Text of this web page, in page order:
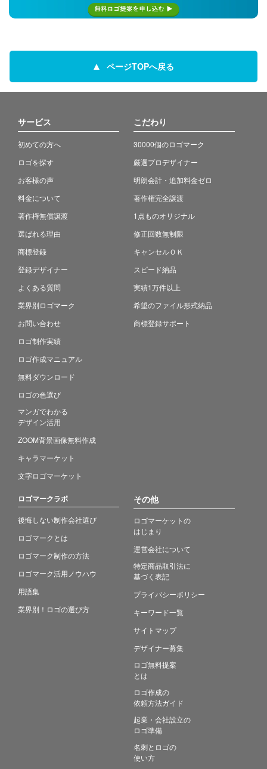
ページTOPへ戻る
サービス
初めての方へ
ロゴを探す
お客様の声
料金について
著作権無償譲渡
選ばれる理由
商標登録
登録デザイナー
よくある質問
業界別ロゴマーク
お問い合わせ
ロゴ制作実績
ロゴ作成マニュアル
無料ダウンロード
ロゴの色選び
マンガでわかる
デザイン活用
ZOOM背景画像無料作成
キャラマーケット
文字ロゴマーケット
こだわり
30000個のロゴマーク
厳選プロデザイナー
明朗会計・追加料金ゼロ
著作権完全譲渡
1点ものオリジナル
修正回数無制限
キャンセルＯＫ
スピード納品
実績1万件以上
希望のファイル形式納品
商標登録サポート
ロゴマークラボ
後悔しない制作会社選び
ロゴマークとは
ロゴマーク制作の方法
ロゴマーク活用ノウハウ
用語集
業界別！ロゴの選び方
その他
ロゴマーケットの
はじまり
運営会社について
特定商品取引法に
基づく表記
プライバシーポリシー
キーワード一覧
サイトマップ
デザイナー募集
ロゴ無料提案
とは
ロゴ作成の
依頼方法ガイド
起業・会社設立の
ロゴ準備
名刺とロゴの
使い方